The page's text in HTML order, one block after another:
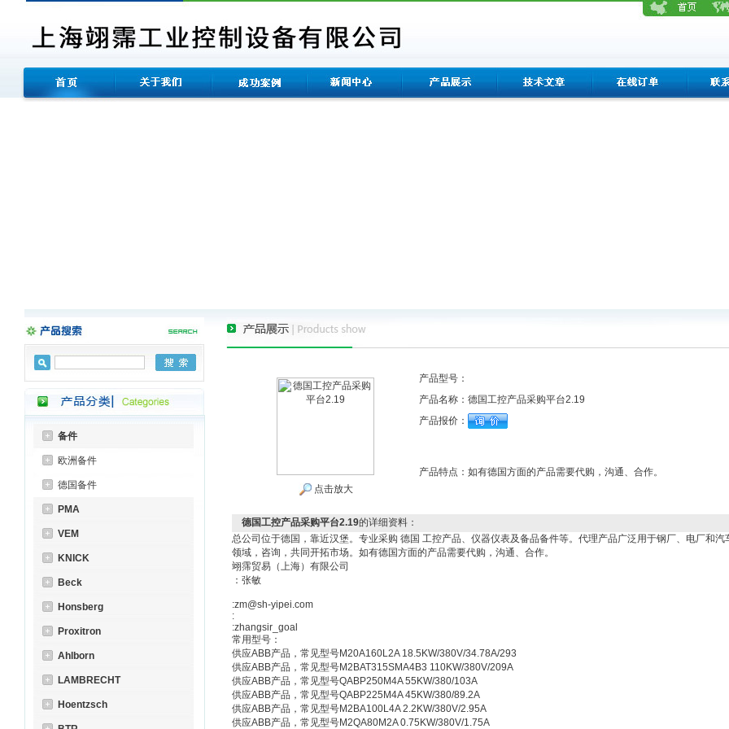
备件
欧洲备件
德国备件
PMA
VEM
KNICK
Beck
Honsberg
Proxitron
Ahlborn
LAMBRECHT
Hoentzsch
点击放大
产品型号：
产品名称： 德国工控产品采购平台2.19
产品报价：
产品特点： 如有德国方面的产品需要代购，沟通、合作。
德国工控产品采购平台2.19的详细资料：
总公司位于德国，靠近汉堡。专业采购 德国 工控产品、仪器仪表及备品备件等。代理产品广泛用于钢厂、电厂和汽
领域，咨询，共同开拓市场。如有德国方面的产品需要代购，沟通、合作。
翊霈贸易（上海）有限公司
：张敏
:zm@sh-yipei.com
:
:zhangsir_goal
常用型号：
供应ABB产品，常见型号M20A160L2A 18.5KW/380V/34.78A/293
供应ABB产品，常见型号M2BAT315SMA4B3 110KW/380V/209A
供应ABB产品，常见型号QABP250M4A 55KW/380/103A
供应ABB产品，常见型号QABP225M4A 45KW/380/89.2A
供应ABB产品，常见型号M2BA100L4A 2.2KW/380V/2.95A
供应ABB产品，常见型号M2QA80M2A 0.75KW/380V/1.75A